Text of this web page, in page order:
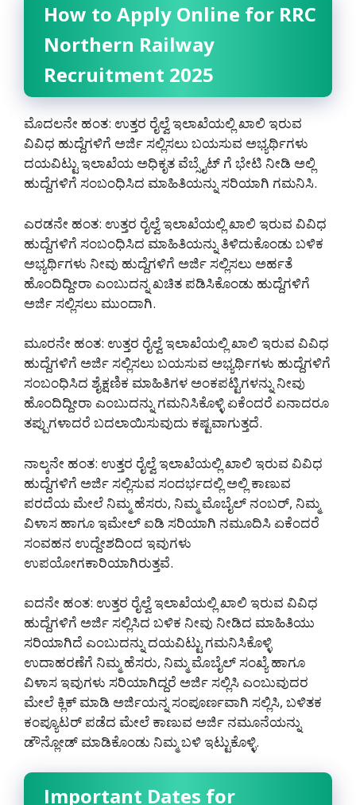
How to Apply Online for RRC
Northern Railway
Recruitment 2025
ಮೊದಲನೇ ಹಂತ: ಉತ್ತರ ರೈಲ್ವೆ ಇಲಾಖೆಯಲ್ಲಿ ಖಾಲಿ ಇರುವ
ವಿವಿಧ ಹುದ್ದೆಗಳಿಗೆ ಅರ್ಜಿ ಸಲ್ಲಿಸಲು ಬಯಸುವ ಅಭ್ಯರ್ಥಿಗಳು
ದಯವಿಟ್ಟು ಇಲಾಖೆಯ ಅಧಿಕೃತ ವೆಬ್ಸೈಟ್ ಗೆ ಭೇಟಿ ನೀಡಿ ಅಲ್ಲಿ
ಹುದ್ದೆಗಳಿಗೆ ಸಂಬಂಧಿಸಿದ ಮಾಹಿತಿಯನ್ನು ಸರಿಯಾಗಿ ಗಮನಿಸಿ.
ಎರಡನೇ ಹಂತ: ಉತ್ತರ ರೈಲ್ವೆ ಇಲಾಖೆಯಲ್ಲಿ ಖಾಲಿ ಇರುವ ವಿವಿಧ
ಹುದ್ದೆಗಳಿಗೆ ಸಂಬಂಧಿಸಿದ ಮಾಹಿತಿಯನ್ನು ತಿಳಿದುಕೊಂಡು ಬಳಿಕ
ಅಭ್ಯರ್ಥಿಗಳು ನೀವು ಹುದ್ದೆಗಳಿಗೆ ಅರ್ಜಿ ಸಲ್ಲಿಸಲು ಅರ್ಹತೆ
ಹೊಂದಿದ್ದೀರಾ ಎಂಬುದನ್ನ ಖಚಿತ ಪಡಿಸಿಕೊಂಡು ಹುದ್ದೆಗಳಿಗೆ
ಅರ್ಜಿ ಸಲ್ಲಿಸಲು ಮುಂದಾಗಿ.
ಮೂರನೇ ಹಂತ: ಉತ್ತರ ರೈಲ್ವೆ ಇಲಾಖೆಯಲ್ಲಿ ಖಾಲಿ ಇರುವ ವಿವಿಧ
ಹುದ್ದೆಗಳಿಗೆ ಅರ್ಜಿ ಸಲ್ಲಿಸಲು ಬಯಸುವ ಅಭ್ಯರ್ಥಿಗಳು ಹುದ್ದೆಗಳಿಗೆ
ಸಂಬಂಧಿಸಿದ ಶೈಕ್ಷಣಿಕ ಮಾಹಿತಿಗಳ ಅಂಕಪಟ್ಟಿಗಳನ್ನು ನೀವು
ಹೊಂದಿದ್ದೀರಾ ಎಂಬುದನ್ನು ಗಮನಿಸಿಕೊಳ್ಳಿ ಏಕೆಂದರೆ ಏನಾದರೂ
ತಪ್ಪುಗಳಾದರೆ ಬದಲಾಯಿಸುವುದು ಕಷ್ಟವಾಗುತ್ತದೆ.
ನಾಲ್ಕನೇ ಹಂತ: ಉತ್ತರ ರೈಲ್ವೆ ಇಲಾಖೆಯಲ್ಲಿ ಖಾಲಿ ಇರುವ ವಿವಿಧ
ಹುದ್ದೆಗಳಿಗೆ ಅರ್ಜಿ ಸಲ್ಲಿಸುವ ಸಂದರ್ಭದಲ್ಲಿ ಅಲ್ಲಿ ಕಾಣುವ
ಪರದೆಯ ಮೇಲೆ ನಿಮ್ಮ ಹೆಸರು, ನಿಮ್ಮ ಮೊಬೈಲ್ ನಂಬರ್, ನಿಮ್ಮ
ವಿಳಾಸ ಹಾಗೂ ಇಮೇಲ್ ಐಡಿ ಸರಿಯಾಗಿ ನಮೂದಿಸಿ ಏಕೆಂದರೆ
ಸಂವಹನ ಉದ್ದೇಶದಿಂದ ಇವುಗಳು
ಉಪಯೋಗಕಾರಿಯಾಗಿರುತ್ತವೆ.
ಐದನೇ ಹಂತ: ಉತ್ತರ ರೈಲ್ವೆ ಇಲಾಖೆಯಲ್ಲಿ ಖಾಲಿ ಇರುವ ವಿವಿಧ
ಹುದ್ದೆಗಳಿಗೆ ಅರ್ಜಿ ಸಲ್ಲಿಸಿದ ಬಳಿಕ ನೀವು ನೀಡಿದ ಮಾಹಿತಿಯು
ಸರಿಯಾಗಿದೆ ಎಂಬುದನ್ನು ದಯವಿಟ್ಟು ಗಮನಿಸಿಕೊಳ್ಳಿ
ಉದಾಹರಣೆಗೆ ನಿಮ್ಮ ಹೆಸರು, ನಿಮ್ಮ ಮೊಬೈಲ್ ಸಂಖ್ಯೆ ಹಾಗೂ
ವಿಳಾಸ ಇವುಗಳು ಸರಿಯಾಗಿದ್ದರೆ ಅರ್ಜಿ ಸಲ್ಲಿಸಿ ಎಂಬುವುದರ
ಮೇಲೆ ಕ್ಲಿಕ್ ಮಾಡಿ ಅರ್ಜಿಯನ್ನ ಸಂಪೂರ್ಣವಾಗಿ ಸಲ್ಲಿಸಿ, ಬಳಿತಕ
ಕಂಪ್ಯೂಟರ್ ಪಡೆದ ಮೇಲೆ ಕಾಣುವ ಅರ್ಜಿ ನಮೂನೆಯನ್ನು
ಡೌನ್ಲೋಡ್ ಮಾಡಿಕೊಂಡು ನಿಮ್ಮ ಬಳಿ ಇಟ್ಟುಕೊಳ್ಳಿ.
Important Dates for